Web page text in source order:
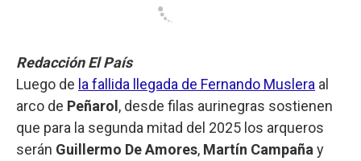
Redacción El País
Luego de la fallida llegada de Fernando Muslera al
arco de Peñarol , desde filas aurinegras sostienen
que para la segunda mitad del 2025 los arqueros
serán Guillermo De Amores, Martín Campaña y